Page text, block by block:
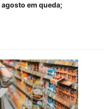
agosto em queda;